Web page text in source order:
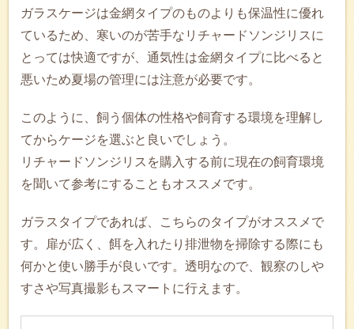
ガラスケージは金網タイプのものよりも保温性に優れ
ているため、寒いのが苦手なリチャードソンジリスに
とっては快適ですが、通気性は金網タイプに比べると
悪いため夏場の管理には注意が必要です。
このように、飼う個体の性格や飼育する環境を理解し
てからケージを選ぶと良いでしょう。
リチャードソンジリスを購入する前に現在の飼育環境
を聞いて参考にすることもオススメです。
ガラスタイプであれば、こちらのタイプがオススメで
す。扉が広く、餌を入れたり排泄物を掃除する際にも
何かと使い勝手が良いです。透明なので、観察のしや
すさや写真撮影もスマートに行えます。